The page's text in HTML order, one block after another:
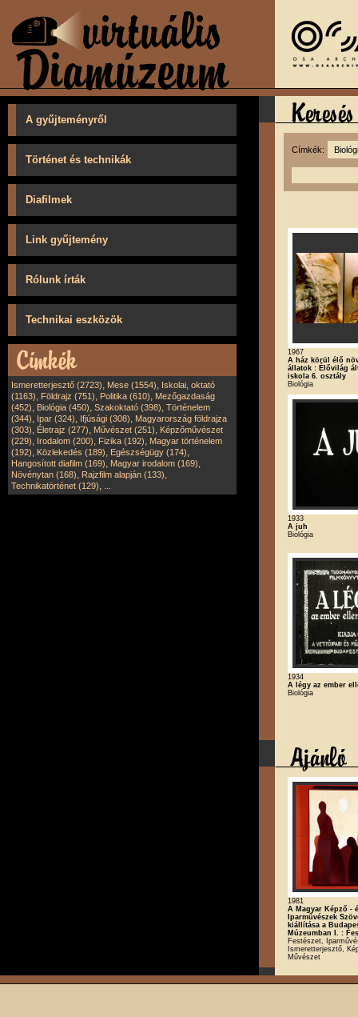
A gyűjteményről
Történet és technikák
Diafilmek
Link gyűjtemény
Rólunk írták
Technikai eszközök
Ismeretterjesztő (2723), Mese (1554), Iskolai, oktató
(1163), Földrajz (751), Politika (610), Mezőgazdaság
(452), Biológia (450), Szakoktató (398), Történelem
(344), Ipar (324), Ifjúsági (308), Magyarország földrajza
(303), Életrajz (277), Művészet (251), Képzőművészet
(229), Irodalom (200), Fizika (192), Magyar történelem
(192), Közlekedés (189), Egészségügy (174),
Hangosított diafilm (169), Magyar irodalom (169),
Növénytan (168), Rajzfilm alapján (133),
Technikatörténet (129),
Címkék:
1967
A ház körül élő
állatok : Élővilág
iskola 6. osztály
Biológia
1933
A juh
Biológia
1934
A légy az ember
Biológia
1981
A Magyar Képző -
Iparművészek
kiállítása a
Múzeumban I. :
Festészet,
Ismeretterjesztő,
Művészet